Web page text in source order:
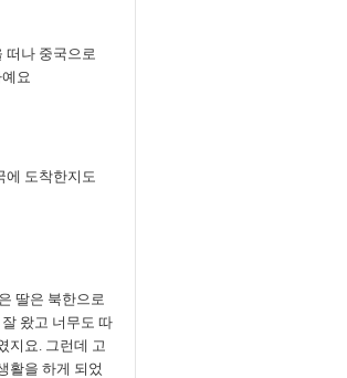
떠나 중국으로
요
에 도착한지도
딸은 북한으로
왔고 너무도 따
지요. 그런데 고
활을 하게 되었